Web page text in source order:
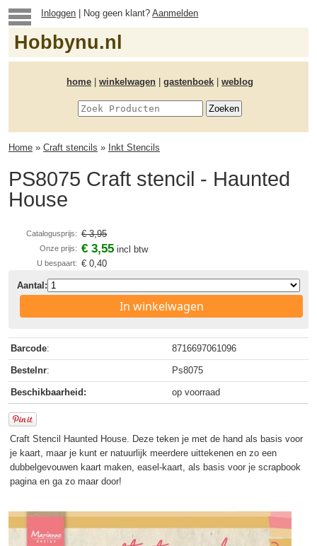
Inloggen | Nog geen klant?Aanmelden
Hobbynu.nl
home winkelwagen gastenboek weblog
Home » Craft stencils » Inkt Stencils
PS8075 Craft stencil - Haunted
House
Catalogusprijs: € 3,95
Onze prijs: € 3,55 incl btw
U bespaart: € 0,40
Aantal:
In winkelwagen
Barcode: 8716697061096
Bestelnr: Ps8075
Beschikbaarheid: op voorraad
Craft Stencil Haunted House. Deze teken je met de hand als basis voor
je kaart, maar je kunt er natuurlijk meerdere uittekenen en zo een
dubbelgevouwen kaart maken, easel-kaart, als basis voor je scrapbook
pagina en ga zo maar door!